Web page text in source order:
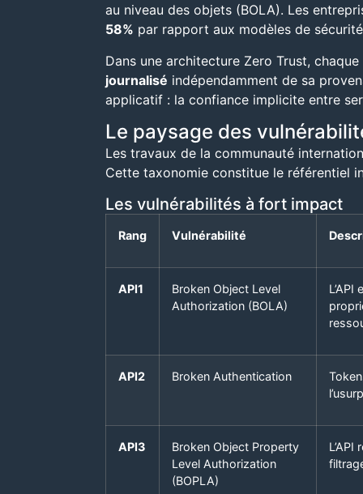
au niveau des objets (BOLA). Les
58% par rapport aux modèles de
Dans une architecture Zero Trust,
journalisé indépendamment de sa
applicatif : la confiance implicite entre
Le paysage des
Les travaux de la communauté
Cette taxonomie constitue le référentiel
Les vulnérabilités à fort impact
Rang Vulnérabilité
API1
Broken Object Level
Authorization (BOLA)
API2 Broken Authentication
API3
Broken Object Property
Level Authorization
(BOPLA)